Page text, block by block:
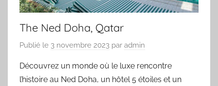
The Ned Doha, Qatar
Publié le 3 novembre 2023 par admin
Découvrez un monde où le luxe rencontre
l’histoire au Ned Doha, un hôtel 5 étoiles et un